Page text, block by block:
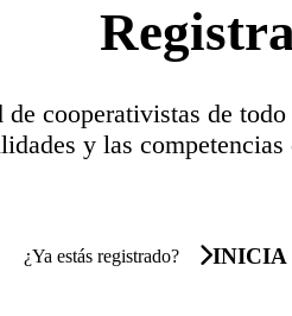
cooperativistas de
y las
¿Ya estás registrado? INICIA